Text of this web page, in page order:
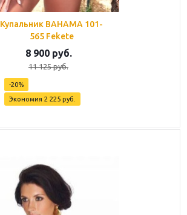
Купальник BAHAMA 101-
565 Fekete
8 900руб.
11 125руб.
-20%
Экономия 2 225руб.